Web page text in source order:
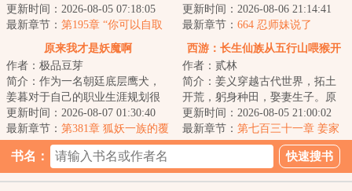
恶，风波难测，他这样的小人
物，或许明天就会...
更新时间：2026-08-05 07:18:05
最新章节： 第195章 “你可以自取
皇位，做一世帝王。” （4k8）
猝死，穿越到了蜀山世界，被长
眉真人镇压在莽...
更新时间：2026-08-06 21:14:41
最新章节： 664 忍师妹说了
原来我才是妖魔啊
作者：极品豆芽
简介：作为一名朝廷底层鹰犬，
姜暮对于自己的职业生涯规划很
简单，白天出门斩妖除魔刷功
绩，争取平步青云...
更新时间：2026-08-07 01:30:40
最新章节： 第381章 狐妖一族的覆
西游：长生仙族从五行山喂猴开
作者：贰林
简介：姜义穿越古代世界，拓土
开荒，躬身种田，娶妻生子。原
想这便是此生注定，平淡且足
矣。偏是那五岁的...
更新时间：2026-08-05 21:00:02
最新章节： 第七百三十一章 姜家
太白，道会难入
书名：